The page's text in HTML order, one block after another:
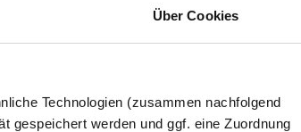
Über Cookies
Technologien (zusammen nachfolgend
gespeichert werden und ggf. eine Zuordnung
Club
das
nach einem
(64.) flog am